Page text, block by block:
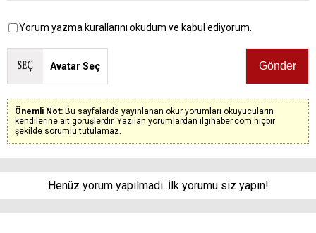
Yorum yazma kurallarını okudum ve kabul ediyorum.
Avatar Seç
Önemli Not: Bu sayfalarda yayınlanan okur yorumları okuyucuların
kendilerine ait görüşlerdir. Yazılan yorumlardan ilgihaber.com hiçbir
şekilde sorumlu tutulamaz.
Henüz yorum yapılmadı. İlk yorumu siz yapın!